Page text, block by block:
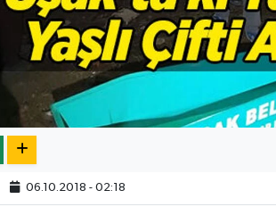
06.10.2018 - 02:18